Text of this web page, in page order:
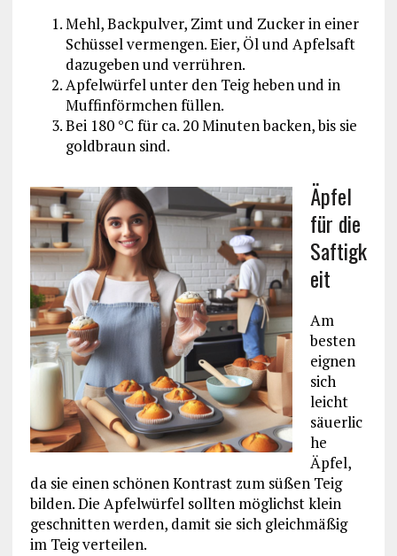
Mehl, Backpulver, Zimt und Zucker in einer
Schüssel vermengen. Eier, Öl und Apfelsaft
dazugeben und verrühren.
Apfelwürfel unter den Teig heben und in
Muffinförmchen füllen.
Bei 180 °C für ca. 20 Minuten backen, bis sie
goldbraun sind.
Äpfel
für die
Saftigk
eit
Am
besten
eignen
sich
leicht
säuerlic
he
Äpfel,
da sie einen schönen Kontrast zum süßen Teig
bilden. Die Apfelwürfel sollten möglichst klein
geschnitten werden, damit sie sich gleichmäßig
im Teig verteilen.